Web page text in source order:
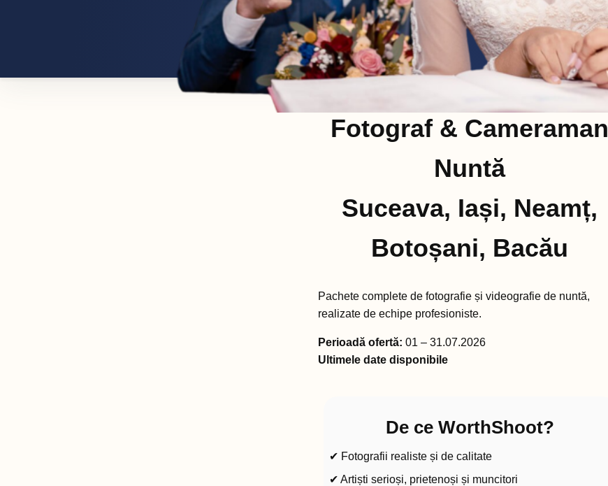
Fotograf & Cameraman
Nuntă
Suceava, Iași, Neamț,
Botoșani, Bacău
Pachete complete de fotografie și videografie de nuntă,
realizate de echipe profesioniste.
Perioadă ofertă: 01 – 31.07.2026
Ultimele date disponibile
De ce WorthShoot?
✔ Fotografii realiste și de calitate
✔ Artiști serioși, prietenoși și muncitori